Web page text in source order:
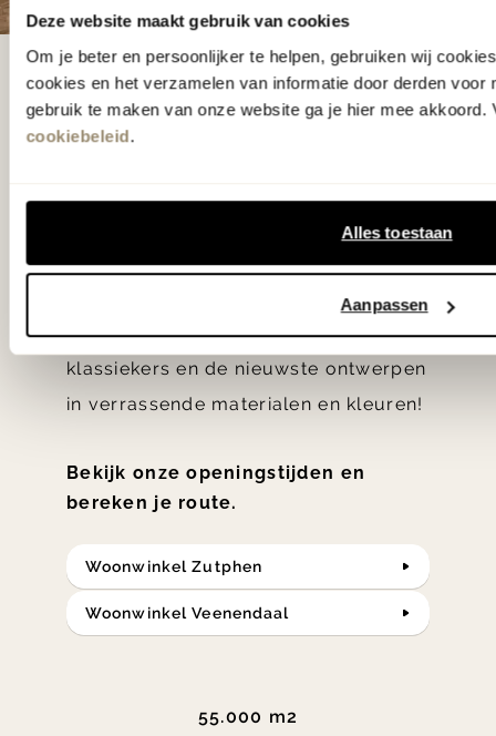
Deze website maakt gebruik van cookies
Om je beter en persoonlijker te helpen, gebruiken wij
cookies en het verzamelen van informatie door derden voor
gebruik te maken van onze website ga je hier mee akkoord.
cookiebeleid.
Alles toestaan
Aanpassen
De woonwinkel
gezien op tv!
'Weer verliefd op je huis' niet? We
hebben met liefde de mooiste woon-,
samengesteld met de mooiste
klassiekers en de nieuwste ontwerpen
in verrassende materialen en kleuren!
Bekijk onze openingstijden en
bereken je route.
Woonwinkel Zutphen
Woonwinkel Veenendaal
55.000 m2